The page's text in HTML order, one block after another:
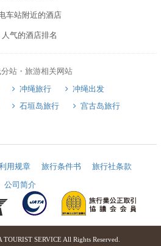
车站附近的酒店
人气的酒店排名
站・旅游相关网站
冲绳旅行
冲绳出发
石垣岛旅行
宫古岛旅行
用规章 旅行条件书
旅行社条款
公司简介
SERVICE All Rights Reserved.